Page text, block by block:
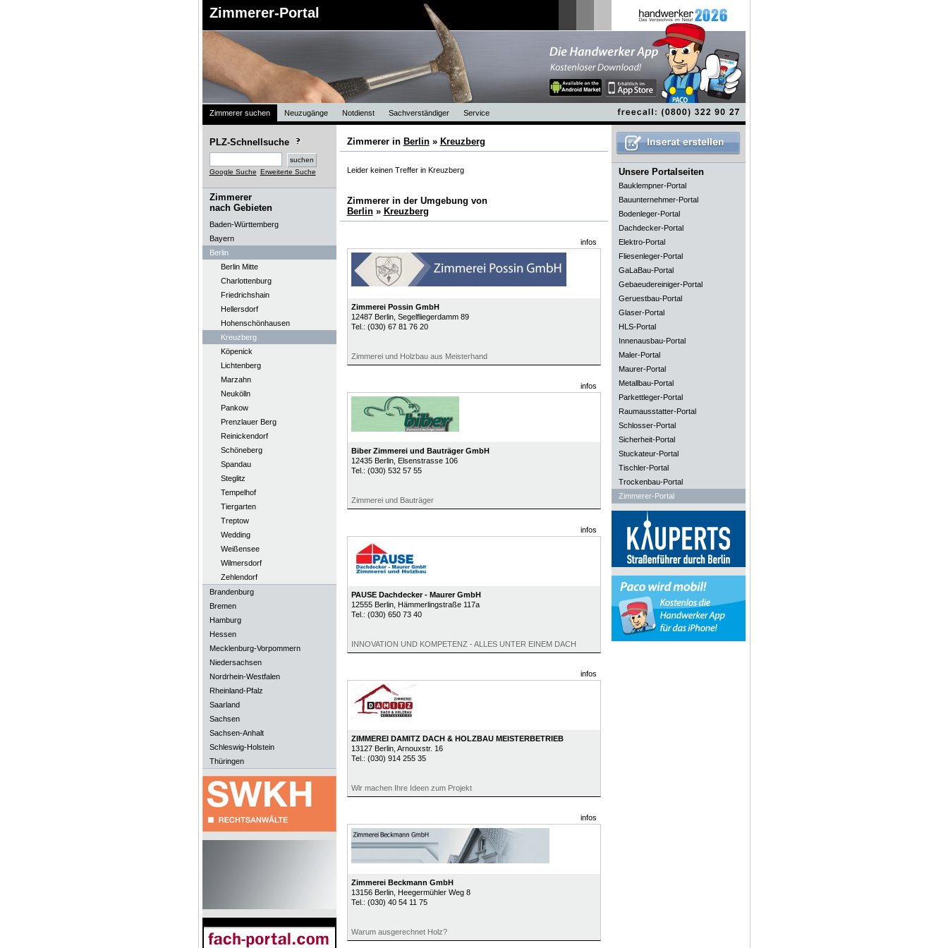
Zimmerer-Portal
Zimmerer suchen Neuzugänge Notdienst Sachverständiger Service
PLZ-Schnellsuche
Google Suche Erweiterte Suche
Zimmerer
nach Gebieten
Baden-Württemberg
Bayern
Berlin
Berlin Mitte
Charlottenburg
Friedrichshain
Hellersdorf
Hohenschönhausen
Kreuzberg
Köpenick
Lichtenberg
Marzahn
Neukölln
Pankow
Prenzlauer Berg
Reinickendorf
Schöneberg
Spandau
Steglitz
Tempelhof
Tiergarten
Treptow
Wedding
Weißensee
Wilmersdorf
Zehlendorf
Brandenburg
Bremen
Hamburg
Hessen
Mecklenburg-Vorpommern
Niedersachsen
Nordrhein-Westfalen
Rheinland-Pfalz
Saarland
Sachsen
Sachsen-Anhalt
Schleswig-Holstein
Thüringen
Zimmerer in Berlin» Kreuzberg
Leider keinen Treffer in Kreuzberg
Zimmerer in der Umgebung von
Berlin» Kreuzberg
infos
Zimmerei Possin GmbH
12487 Berlin, Segelfliegerdamm 89
Tel.: (030) 67 81 76 20
Zimmerei und Holzbau aus Meisterhand
infos
Biber Zimmerei und Bauträger GmbH
12435 Berlin, Elsenstrasse 106
Tel.: (030) 532 57 55
Zimmerei und Bauträger
infos
PAUSE Dachdecker - Maurer GmbH
12555 Berlin, Hämmerlingstraße 117a
Tel.: (030) 650 73 40
INNOVATION UND KOMPETENZ - ALLES UNTER EINEM DACH
infos
ZIMMEREI DAMITZ DACH & HOLZBAU MEISTERBETRIEB
13127 Berlin, Arnouxstr. 16
Tel.: (030) 914 255 35
Wir machen Ihre Ideen zum Projekt
infos
Zimmerei Beckmann GmbH
13156 Berlin, Heegermühler Weg 8
Tel.: (030) 40 54 11 75
Warum ausgerechnet Holz?
Unsere Portalseiten
Bauklempner-Portal
Bauunternehmer-Portal
Bodenleger-Portal
Dachdecker-Portal
Elektro-Portal
Fliesenleger-Portal
GaLaBau-Portal
Gebaeudereiniger-Portal
Geruestbau-Portal
Glaser-Portal
HLS-Portal
Innenausbau-Portal
Maler-Portal
Maurer-Portal
Metallbau-Portal
Parkettleger-Portal
Raumausstatter-Portal
Schlosser-Portal
Sicherheit-Portal
Stuckateur-Portal
Tischler-Portal
Trockenbau-Portal
Zimmerer-Portal